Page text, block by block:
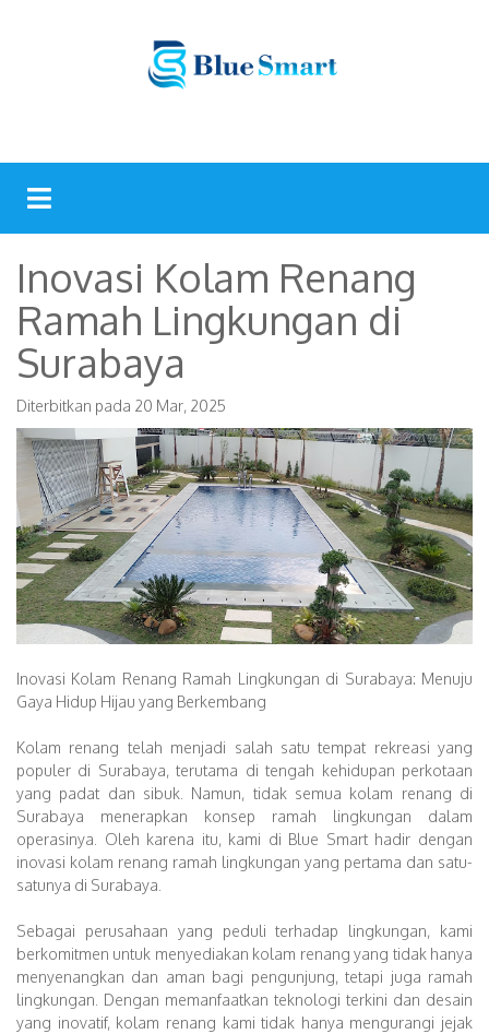
Inovasi Kolam Renang
Ramah Lingkungan di
Surabaya
Diterbitkan pada 20 Mar, 2025
Inovasi Kolam Renang Ramah Lingkungan di Surabaya: Menuju
Gaya Hidup Hijau yang Berkembang
Kolam renang telah menjadi salah satu tempat rekreasi yang
populer di Surabaya, terutama di tengah kehidupan perkotaan
yang padat dan sibuk. Namun, tidak semua kolam renang di
Surabaya menerapkan konsep ramah lingkungan dalam
operasinya. Oleh karena itu, kami di Blue Smart hadir dengan
inovasi kolam renang ramah lingkungan yang pertama dan satu-
satunya di Surabaya.
Sebagai perusahaan yang peduli terhadap lingkungan, kami
berkomitmen untuk menyediakan kolam renang yang tidak hanya
menyenangkan dan aman bagi pengunjung, tetapi juga ramah
lingkungan. Dengan memanfaatkan teknologi terkini dan desain
yang inovatif, kolam renang kami tidak hanya mengurangi jejak